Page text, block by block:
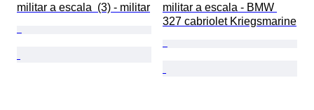
militar a escala  (3) - militar
militar a escala - BMW
327 cabriolet Kriegsmarine